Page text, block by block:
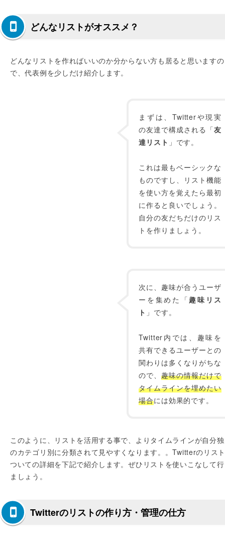
どんなリストがオススメ？
どんなリストを作ればいいのか分からない方も居ると思いますの
で、代表例を少しだけ紹介します。
まずは、Twitterや現実
の友達で構成される「友
達リスト 」です。
これは最もベーシックな
ものですし、リスト機能
を使い方を覚えたら最初
に作ると良いでしょう。
自分の友だちだけのリス
トを作りましょう。
次に、趣味が合うユーザ
ーを集めた「 趣味リス
ト 」です。
Twitter内では、趣味を
共有できるユーザーとの
関わりは多くなりがちな
ので、趣味の情報だけで
タイムラインを埋めたい
場合には効果的です。
このように、リストを活用する事で、よりタイムラインが自分
のカテゴリ別に分類されて見やすくなります。。Twitterのリス
ついての詳細を下記で紹介します。ぜひリストを使いこなして
ましょう。
Twitterのリストの作り方・管理の仕方